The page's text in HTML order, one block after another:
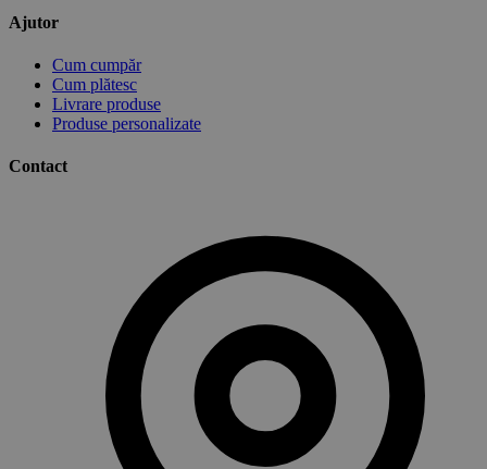
Ajutor
Cum cumpăr
Cum plătesc
Livrare produse
Produse personalizate
Contact